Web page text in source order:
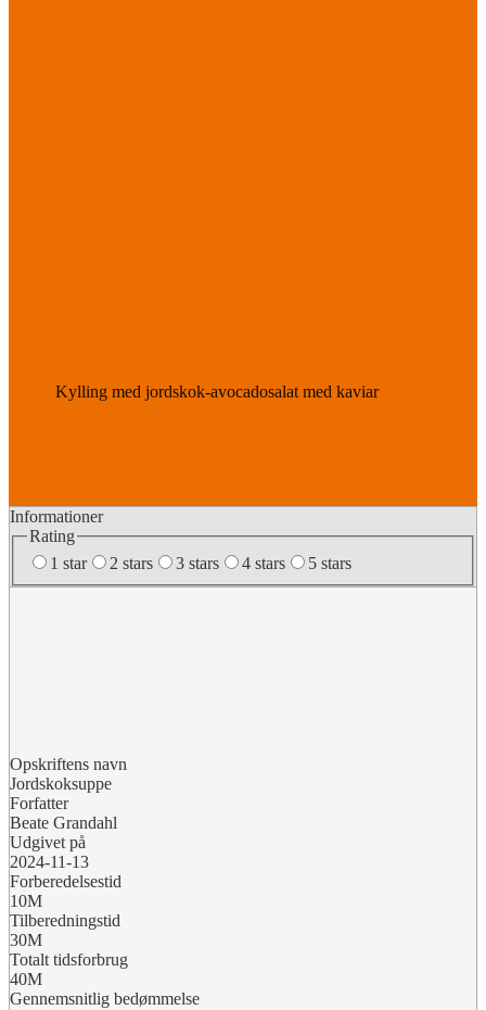
Kylling med jordskok-avocadosalat med kaviar
Informationer
Rating
1 star
2 stars 3 stars 4 stars 5 stars
Opskriftens navn
Jordskoksuppe
Forfatter
Beate Grandahl
Udgivet på
2024-11-13
Forberedelsestid
10M
Tilberedningstid
30M
Totalt tidsforbrug
40M
Gennemsnitlig bedømmelse